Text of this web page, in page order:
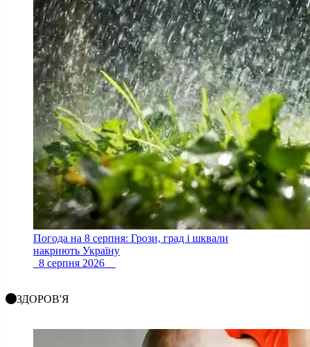
Погода на 8 серпня: Грози, град і шквали
накриють Україну
8 серпня 2026
ЗДОРОВ'Я